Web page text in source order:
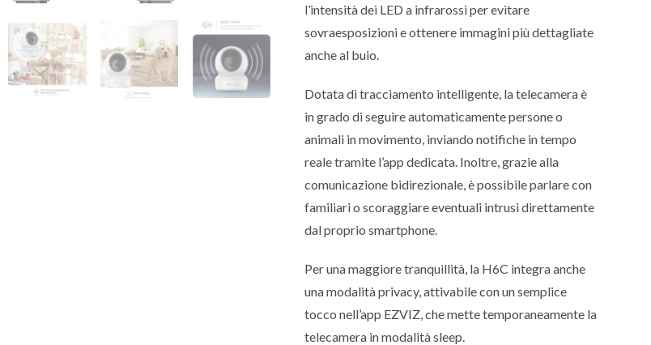
l’intensità dei LED a infrarossi per evitare
sovraesposizioni e ottenere immagini più dettagliate
anche al buio.
Dotata di tracciamento intelligente, la telecamera è
in grado di seguire automaticamente persone o
animali in movimento, inviando notifiche in tempo
reale tramite l’app dedicata. Inoltre, grazie alla
comunicazione bidirezionale, è possibile parlare con
familiari o scoraggiare eventuali intrusi direttamente
dal proprio smartphone.
Per una maggiore tranquillità, la H6C integra anche
una modalità privacy, attivabile con un semplice
tocco nell’app EZVIZ, che mette temporaneamente la
telecamera in modalità sleep.